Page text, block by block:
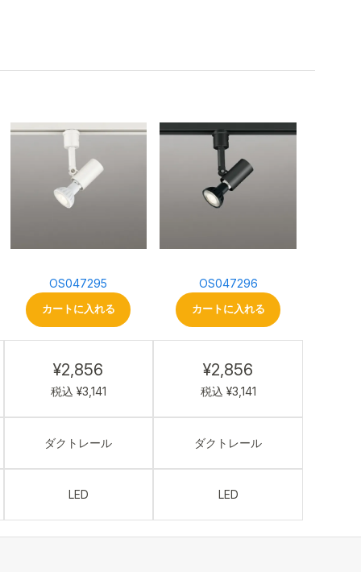
OS047295
カートに入れる
¥2,856
税込 ¥3,141
ダクトレール
LED
OS047296
カートに入れる
¥2,856
税込 ¥3,141
ダクトレール
LED